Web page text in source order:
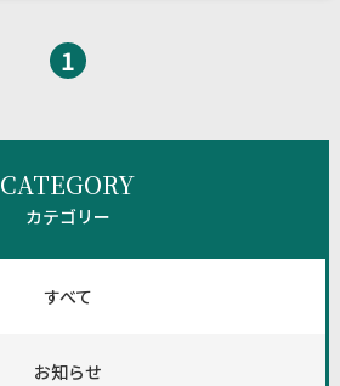
1
CATEGORY
カテゴリー
すべて
お知らせ